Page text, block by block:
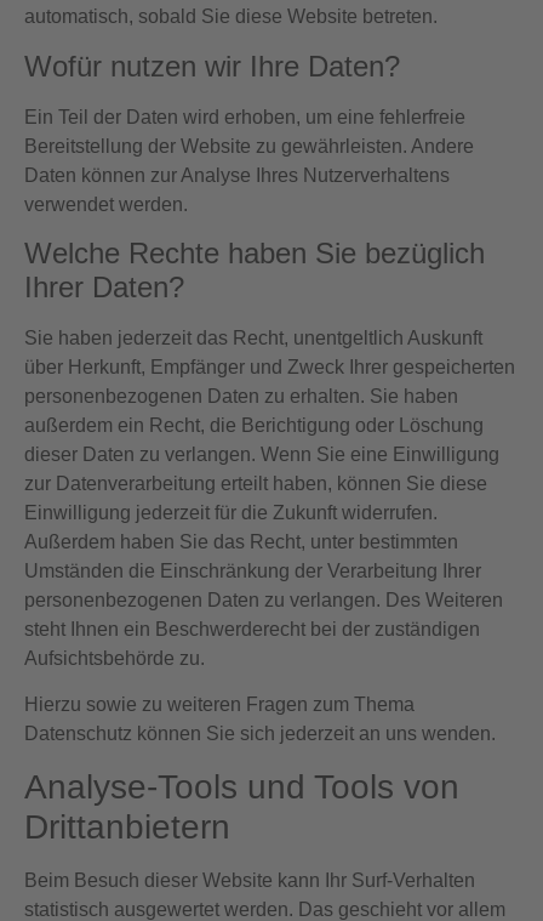
automatisch, sobald Sie diese Website betreten.
Wofür nutzen wir Ihre Daten?
Ein Teil der Daten wird erhoben, um eine fehlerfreie
Bereitstellung der Website zu gewährleisten. Andere
Daten können zur Analyse Ihres Nutzerverhaltens
verwendet werden.
Welche Rechte haben Sie bezüglich
Ihrer Daten?
Sie haben jederzeit das Recht, unentgeltlich Auskunft
über Herkunft, Empfänger und Zweck Ihrer gespeicherten
personenbezogenen Daten zu erhalten. Sie haben
außerdem ein Recht, die Berichtigung oder Löschung
dieser Daten zu verlangen. Wenn Sie eine Einwilligung
zur Datenverarbeitung erteilt haben, können Sie diese
Einwilligung jederzeit für die Zukunft widerrufen.
Außerdem haben Sie das Recht, unter bestimmten
Umständen die Einschränkung der Verarbeitung Ihrer
personenbezogenen Daten zu verlangen. Des Weiteren
steht Ihnen ein Beschwerderecht bei der zuständigen
Aufsichtsbehörde zu.
Hierzu sowie zu weiteren Fragen zum Thema
Datenschutz können Sie sich jederzeit an uns wenden.
Analyse-Tools und Tools von
Dritt­anbietern
Beim Besuch dieser Website kann Ihr Surf-Verhalten
statistisch ausgewertet werden. Das geschieht vor allem